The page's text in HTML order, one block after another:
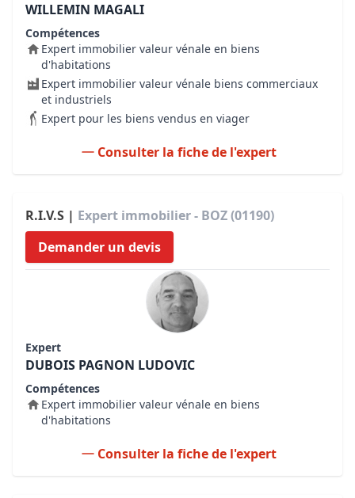
WILLEMIN MAGALI
Compétences
Expert immobilier valeur vénale en biens
d'habitations
Expert immobilier valeur vénale biens commerciaux
et industriels
Expert pour les biens vendus en viager
Consulter la fiche de l'expert
R.I.V.S | Expert immobilier - BOZ (01190)
Demander un devis
Expert
DUBOIS PAGNON LUDOVIC
Compétences
Expert immobilier valeur vénale en biens
d'habitations
Consulter la fiche de l'expert